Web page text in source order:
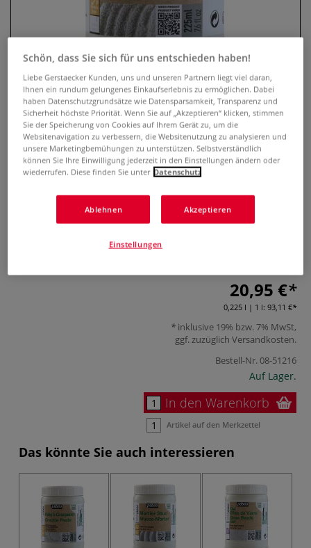
pébéo Origin Acrylics natürlicher
Sandmörtel, 225 ml
0 Bewertungen
Mehr
20,95 €
0,225 l | 1 l: 93,11 €
inklusive 19% bzw. 7% MwSt,
ggf. zuzüglich Versandkosten.
Bestell-Nr.08-51216
Auf Lager.
In den Warenkorb
Artikel auf den Merkzettel
Das könnte Sie auch interessieren
Schön, dass Sie sich für uns entschieden haben!
Liebe Gerstaecker Kunden, uns und unseren Partnern liegt viel daran,
Ihnen ein rundum gelungenes Einkaufserlebnis zu ermöglichen. Dabei
haben Datenschutzgrundsätze wie Datensparsamkeit, Transparenz und
Sicherheit höchste Priorität. Wenn Sie auf „Akzeptieren“ klicken, stimmen
Sie der Speicherung von Cookies auf Ihrem Gerät zu, um die
Websitenavigation zu verbessern, die Websitenutzung zu analysieren und
unsere Marketingbemühungen zu unterstützen. Selbstverständlich
können Sie Ihre Einwilligung jederzeit in den Einstellungen ändern oder
wiederrufen. Diese finden Sie unter Datenschutz
Ablehnen Akzeptieren
Einstellungen